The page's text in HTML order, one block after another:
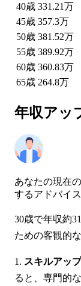
40歳 331.21万
45歳 357.3万
50歳 381.52万
55歳 389.92万
60歳 360.83万
65歳 264.8万
年収アッ
あなたの現在
するアドバイ
30歳で年収約
ための客観的
スキルアッ
ると、専門的